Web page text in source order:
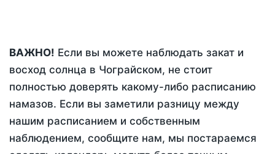
ВАЖНО! Если вы можете наблюдать закат и
восход солнца в Чограйском, не стоит
полностью доверять какому-либо расписанию
намазов. Если вы заметили разницу между
нашим расписанием и собственным
наблюдением, сообщите нам, мы постараемся